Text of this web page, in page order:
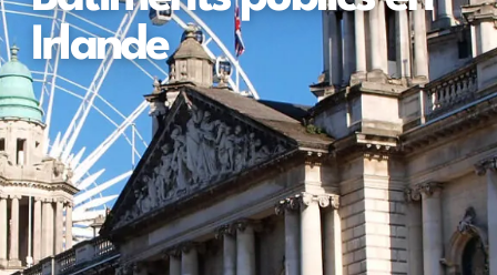
Irlande